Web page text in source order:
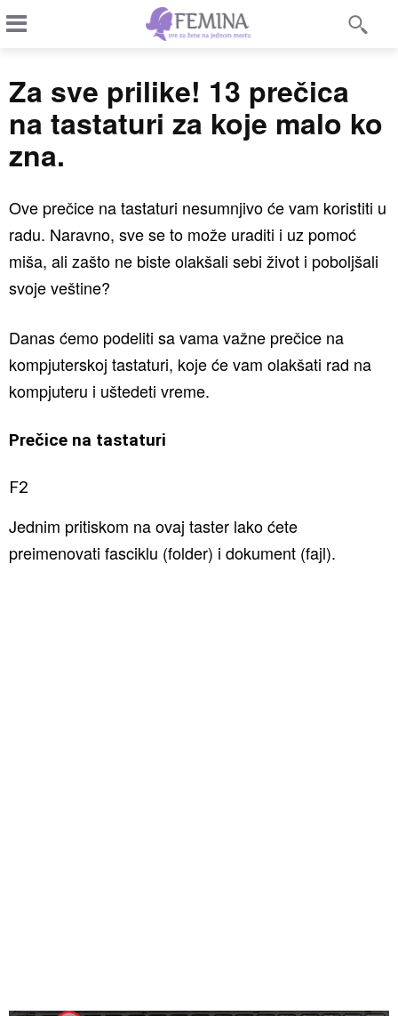
Za sve prilike! 13 prečica
na tastaturi za koje malo ko
zna.
Ove prečice na tastaturi nesumnjivo će vam koristiti u
radu. Naravno, sve se to može uraditi i uz pomoć
miša, ali zašto ne biste olakšali sebi život i poboljšali
svoje veštine?
Danas ćemo podeliti sa vama važne prečice na
kompjuterskoj tastaturi, koje će vam olakšati rad na
kompjuteru i uštedeti vreme.
Prečice na tastaturi
F2
Jednim pritiskom na ovaj taster lako ćete
preimenovati fasciklu (folder) i dokument (fajl).